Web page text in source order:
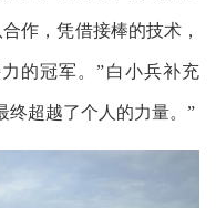
作，凭借接棒的技术，
的冠军。”白小兵补充
终超越了个人的力量。”